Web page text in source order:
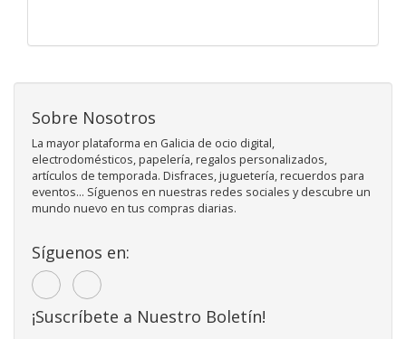
Sobre Nosotros
La mayor plataforma en Galicia de ocio digital,
electrodomésticos, papelería, regalos personalizados,
artículos de temporada. Disfraces, juguetería, recuerdos para
eventos... Síguenos en nuestras redes sociales y descubre un
mundo nuevo en tus compras diarias.
Síguenos en:
¡Suscríbete a Nuestro Boletín!